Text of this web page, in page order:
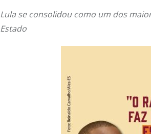
Lula se consolidou como um dos
Estado